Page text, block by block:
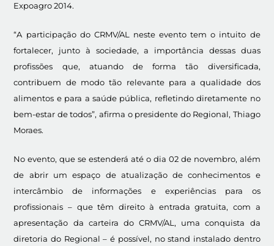
Expoagro 2014.
“A participação do CRMV/AL neste evento tem o intuito de
fortalecer, junto à sociedade, a importância dessas duas
profissões que, atuando de forma tão diversificada,
contribuem de modo tão relevante para a qualidade dos
alimentos e para a saúde pública, refletindo diretamente no
bem-estar de todos”, afirma o presidente do Regional, Thiago
Moraes.
No evento, que se estenderá até o dia 02 de novembro, além
de abrir um espaço de atualização de conhecimentos e
intercâmbio de informações e experiências para os
profissionais – que têm direito à entrada gratuita, com a
apresentação da carteira do CRMV/AL, uma conquista da
diretoria do Regional – é possível, no stand instalado dentro